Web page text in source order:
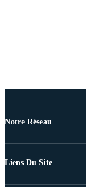
Notre Réseau
Liens Du Site